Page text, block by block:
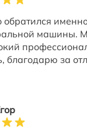
обратился
машины.
благодарю за